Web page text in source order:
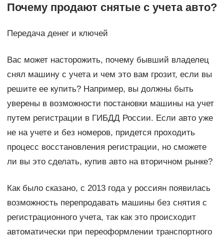
Почему продают снятые с учета авто?
Передача денег и ключей
Вас может насторожить, почему бывший владелец
снял машину с учета и чем это вам грозит, если вы
решите ее купить? Например, вы должны быть
уверены в возможности постановки машины на учет
путем регистрации в ГИБДД России. Если авто уже
не на учете и без номеров, придется проходить
процесс восстановления регистрации, но сможете
ли вы это сделать, купив авто на вторичном рынке?
Как было сказано, с 2013 года у россиян появилась
возможность перепродавать машины без снятия с
регистрационного учета, так как это происходит
автоматически при переоформлении транспортного